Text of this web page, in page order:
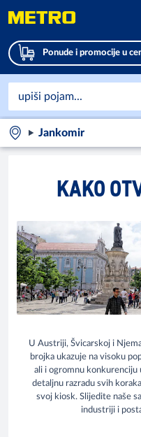
Ponude i promocije u
Jankomir
KAKO
U Austriji, Švicarskoj i
brojka ukazuje na visoku
ali i ogromnu konkurenciju
detaljnu razradu svih
svoj kiosk. Slijedite naše
industriji i